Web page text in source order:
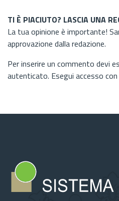
TI È PIACIUTO? LASCIA UNA
La tua opinione è importante!
approvazione dalla redazione.
Per inserire un commento devi
autenticato. Esegui accesso con